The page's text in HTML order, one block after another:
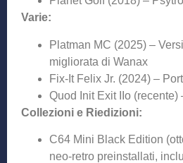
Varie:
Platman MC (2025) –
migliorata di Wanax
Fix-It Felix Jr. (2024) –
Quod Init Exit IIo (recente)
Collezioni e Riedizioni:
C64 Mini Black Edition
neo-retro preinstallati,